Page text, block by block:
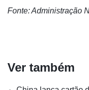
Fonte: Administração
Ver também